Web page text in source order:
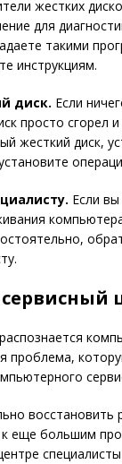
жестких
для
такими
инструкциям.
диск. Если
просто сгорел
жесткий диск,
Если
проблема,
восстановить
к еще большим